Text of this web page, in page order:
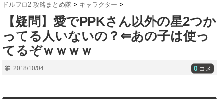
ドルフロ2 攻略まとめ隊 > キャラクター >
【疑問】愛でPPKさん以外の星2つか
ってる人いないの？⇐あの子は使っ
てるぞｗｗｗｗ
2018/10/04 0 コメ